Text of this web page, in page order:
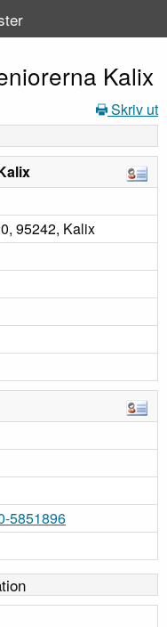
Kalix
Skriv ut
95242, Kalix
5851896